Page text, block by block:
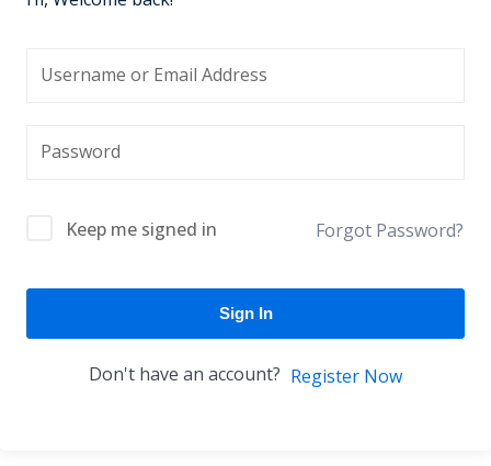
Keep me signed in Forgot Password?
Sign In
Don't have an account? Register Now